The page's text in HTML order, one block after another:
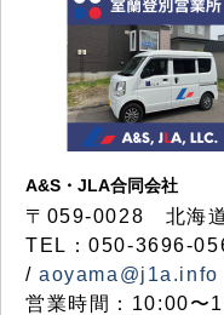
A&S・JLA合同会社
〒 059-0028 北海
TEL：050-3696-
/aoyama@j1a.info
営業時間：10:00〜